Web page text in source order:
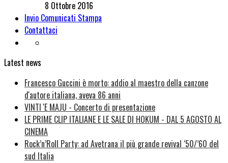
8 Ottobre 2016
Invio Comunicati Stampa
Contattaci
Latest news
Francesco Guccini è morto: addio al maestro della canzone
d'autore italiana, aveva 86 anni
VINTI 'E MAJU - Concerto di presentazione
LE PRIME CLIP ITALIANE E LE SALE DI HOKUM - DAL 5 AGOSTO AL
CINEMA
Rock’n’Roll Party: ad Avetrana il più grande revival ‘50/’60 del
sud Italia